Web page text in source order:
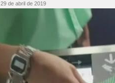
29 de abril de 2019